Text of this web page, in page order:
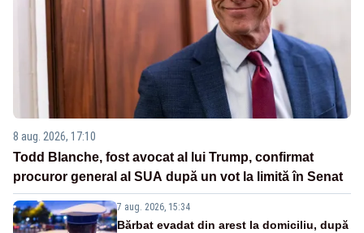
8 aug. 2026, 17:10
Todd Blanche, fost avocat al lui Trump, confirmat
procuror general al SUA după un vot la limită în Senat
7 aug. 2026, 15:34
Bărbat evadat din arest la domiciliu, după